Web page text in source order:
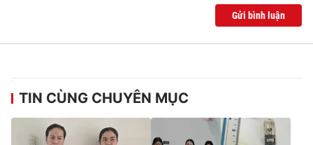
Gửi bình luận
TIN CÙNG CHUYÊN MỤC